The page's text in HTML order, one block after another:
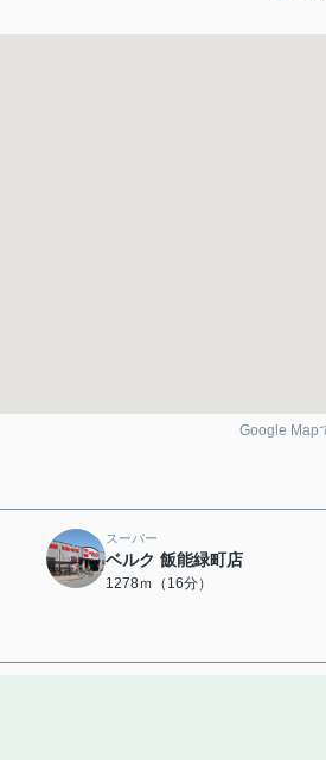
Google Map
スーパー
ベルク 飯能緑町店
1278ｍ（16分）